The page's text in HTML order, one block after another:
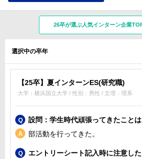
26卒が選ぶ人気インターン企業
選択中の卒年
【25卒】夏インターンES(研究職)
大学：横浜国立大学 / 性別：男性 / 文理：理系
設問：学生時代頑張ってきたことは
部活動を行ってきた。
エントリーシート記入時に注意し